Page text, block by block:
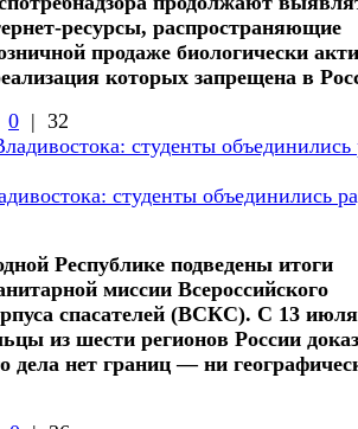
ресурсы, распространяющие
продаже биологически
которых запрещена в
0 | 32
студенты объединились
Республике подведены итоги
миссии Всероссийского
спасателей (ВСКС). С 13
из шести регионов России
дела нет границ — ни